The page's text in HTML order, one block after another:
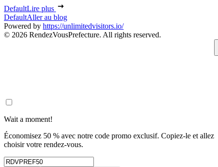
DefaultLire plus
DefaultAller au blog
Powered by https://unlimitedvisitors.io/
© 2026 RendezVousPrefecture. All rights reserved.
Wait a moment!
Économisez 50 % avec notre code promo exclusif. Copiez-le et allez
choisir votre rendez-vous.